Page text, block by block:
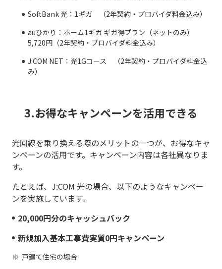
SoftBank 光：1ギガ （2年契約・プロバイダ料金込み）
auひかり：ホーム1ギガ ギガ得プラン（ネットのみ）
5,720円（2年契約・プロバイダ料金込み）
J:COM NET：光1Gコース （2年契約・プロバイダ料金込
み）
3.お得なキャンペーンを活用できる
光回線を乗り換える際のメリットの一つが、お得なキャ
ンペーンの活用です。キャンペーン内容は各社異なりま
す。
たとえば、J:COM 光の場合、以下のようなキャンペー
ンを実施しています。
20,000円分のキャッシュバック
新規加入基本工事費実質0円キャンペーン
戸建て住宅の場合